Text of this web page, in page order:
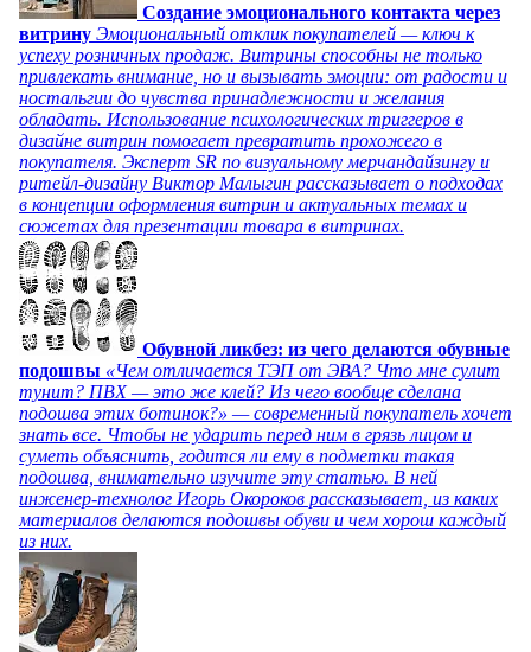
Создание эмоционального контакта через
витрину Эмоциональный отклик покупателей — ключ к
успеху розничных продаж. Витрины способны не только
привлекать внимание, но и вызывать эмоции: от радости и
ностальгии до чувства принадлежности и желания
обладать. Использование психологических триггеров в
дизайне витрин помогает превратить прохожего в
покупателя. Эксперт SR по визуальному мерчандайзингу и
ритейл-дизайну Виктор Малыгин рассказывает о подходах
в концепции оформления витрин и актуальных темах и
сюжетах для презентации товара в витринах.
Обувной ликбез: из чего делаются обувные
подошвы «Чем отличается ТЭП от ЭВА? Что мне сулит
тунит? ПВХ — это же клей? Из чего вообще сделана
подошва этих ботинок?» — современный покупатель хочет
знать все. Чтобы не ударить перед ним в грязь лицом и
суметь объяснить, годится ли ему в подметки такая
подошва, внимательно изучите эту статью. В ней
инженер-технолог Игорь Окороков рассказывает, из каких
материалов делаются подошвы обуви и чем хорош каждый
из них.